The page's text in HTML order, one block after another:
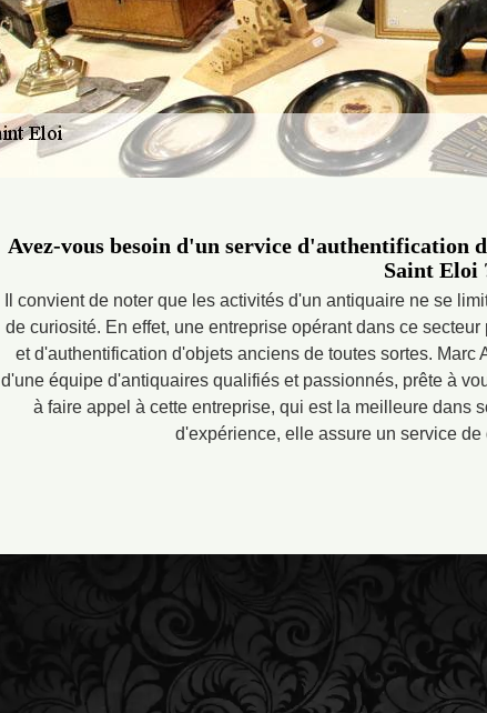
Avez-vous besoin d'un service d'authentification
Saint Eloi
Il convient de noter que les activités d'un antiquaire ne se
de curiosité. En effet, une entreprise opérant dans ce
et d'authentification d'objets anciens de toutes sortes.
d'une équipe d'antiquaires qualifiés et passionnés, prête à
à faire appel à cette entreprise, qui est la meilleure dans
d'expérience, elle assure un service